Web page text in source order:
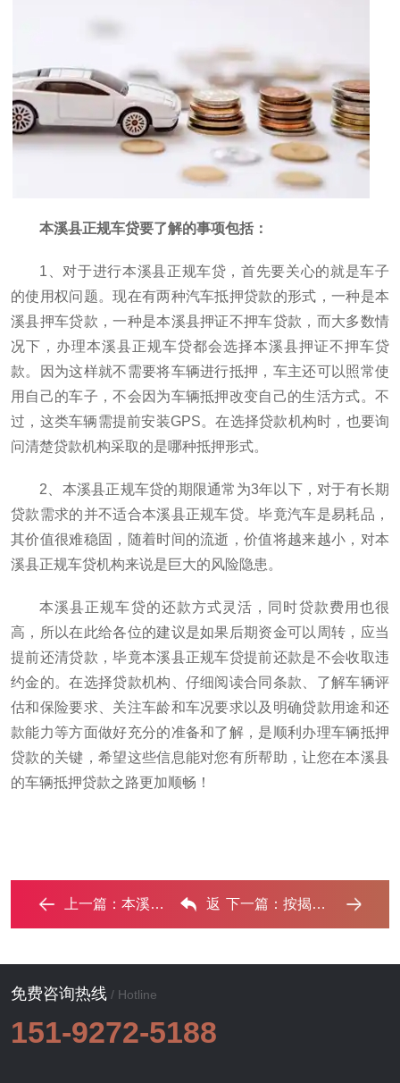
本溪县正规车贷要了解的事项包括：
1、对于进行本溪县正规车贷，首先要关心的就是车子
的使用权问题。现在有两种汽车抵押贷款的形式，一种是本
溪县押车贷款，一种是本溪县押证不押车贷款，而大多数情
况下，办理本溪县正规车贷都会选择本溪县押证不押车贷
款。因为这样就不需要将车辆进行抵押，车主还可以照常使
用自己的车子，不会因为车辆抵押改变自己的生活方式。不
过，这类车辆需提前安装GPS。在选择贷款机构时，也要询
问清楚贷款机构采取的是哪种抵押形式。
2、本溪县正规车贷的期限通常为3年以下，对于有长期
贷款需求的并不适合本溪县正规车贷。毕竟汽车是易耗品，
其价值很难稳固，随着时间的流逝，价值将越来越小，对本
溪县正规车贷机构来说是巨大的风险隐患。
本溪县正规车贷的还款方式灵活，同时贷款费用也很
高，所以在此给各位的建议是如果后期资金可以周转，应当
提前还清贷款，毕竟本溪县正规车贷提前还款是不会收取违
约金的。在选择贷款机构、仔细阅读合同条款、了解车辆评
估和保险要求、关注车龄和车况要求以及明确贷款用途和还
款能力等方面做好充分的准备和了解，是顺利办理车辆抵押
贷款的关键，希望这些信息能对您有所帮助，让您在本溪县
的车辆抵押贷款之路更加顺畅！
上一篇： 本溪县车抵贷的三种常见还款方式‌ 返 下一篇：按揭车能办理本溪县不押车贷款吗?‌
免费咨询热线 / Hotline
151-9272-5188